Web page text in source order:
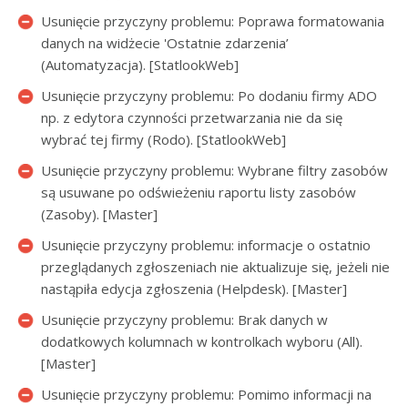
Usunięcie przyczyny problemu: Poprawa formatowania
danych na widżecie 'Ostatnie zdarzenia’
(Automatyzacja). [StatlookWeb]
Usunięcie przyczyny problemu: Po dodaniu firmy ADO
np. z edytora czynności przetwarzania nie da się
wybrać tej firmy (Rodo). [StatlookWeb]
Usunięcie przyczyny problemu: Wybrane filtry zasobów
są usuwane po odświeżeniu raportu listy zasobów
(Zasoby). [Master]
Usunięcie przyczyny problemu: informacje o ostatnio
przeglądanych zgłoszeniach nie aktualizuje się, jeżeli nie
nastąpiła edycja zgłoszenia (Helpdesk). [Master]
Usunięcie przyczyny problemu: Brak danych w
dodatkowych kolumnach w kontrolkach wyboru (All).
[Master]
Usunięcie przyczyny problemu: Pomimo informacji na